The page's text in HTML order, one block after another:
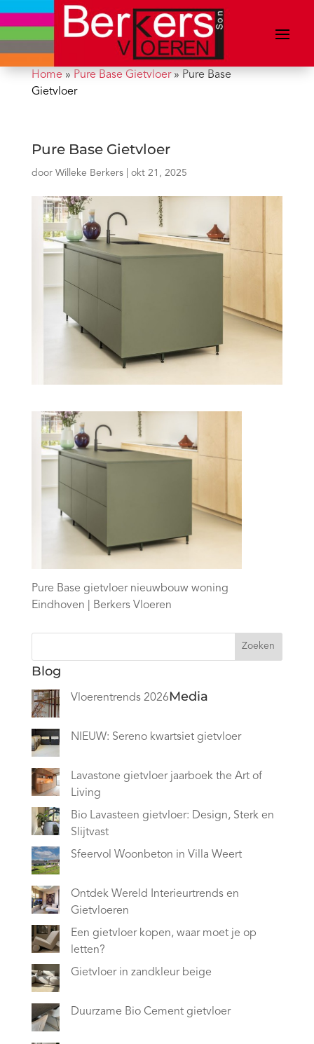
Home» Pure Base Gietvloer» Pure Base
Gietvloer
Pure Base Gietvloer
door Willeke Berkers| okt 21, 2025
Pure Base gietvloer nieuwbouw woning
Eindhoven | Berkers Vloeren
Zoeken
Blog
Vloerentrends 2026
NIEUW: Sereno kwartsiet gietvloer
Lavastone gietvloer jaarboek the Art of
Living
Bio Lavasteen gietvloer: Design, Sterk en
Slijtvast
Sfeervol Woonbeton in Villa Weert
Ontdek Wereld Interieurtrends en
Gietvloeren
Een gietvloer kopen, waar moet je op
letten?
Gietvloer in zandkleur beige
Duurzame Bio Cement gietvloer
Media